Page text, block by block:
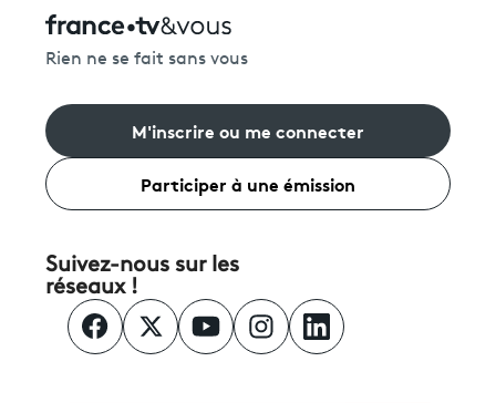
Rien ne se fait sans vous
M'inscrire ou me connecter
Participer à une émission
Suivez-nous sur les
réseaux !